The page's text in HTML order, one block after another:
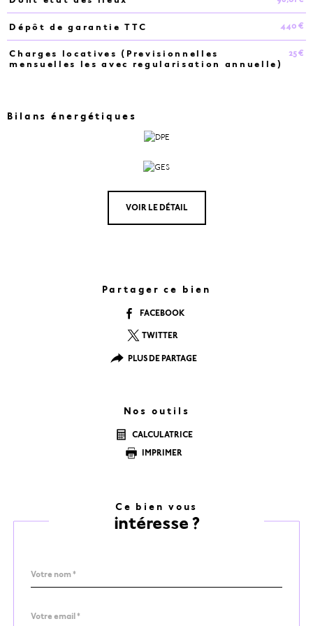
Dépôt de garantie TTC 440 €
Charges locatives (Previsionnelles
mensuelles les avec regularisation annuelle)
25 €
Bilans énergétiques
VOIR LE DÉTAIL
Partager ce bien
FACEBOOK
TWITTER
PLUS DE PARTAGE
Nos outils
CALCULATRICE
IMPRIMER
Ce bien vous
intéresse ?
par
*
*